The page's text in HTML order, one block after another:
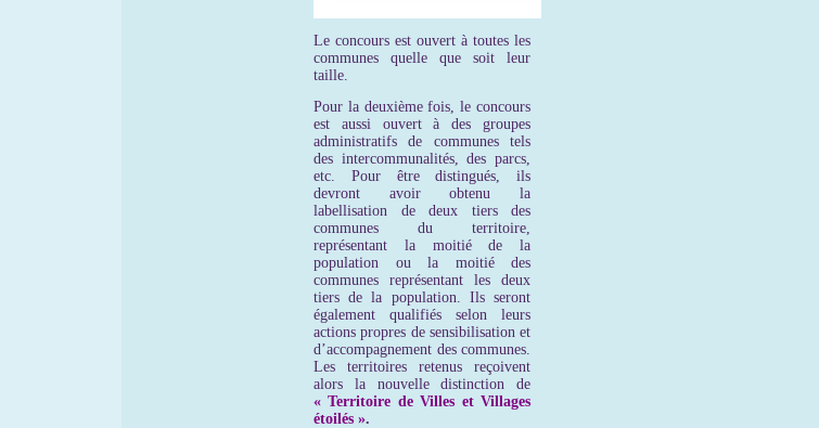
Le concours est ouvert à toutes les
communes quelle que soit leur
taille.
Pour la deuxième fois, le concours
est aussi ouvert à des groupes
administratifs de communes tels
des intercommunalités, des parcs,
etc. Pour être distingués, ils
devront avoir obtenu la
labellisation de deux tiers des
communes du territoire,
représentant la moitié de la
population ou la moitié des
communes représentant les deux
tiers de la population. Ils seront
également qualifiés selon leurs
actions propres de sensibilisation et
d’accompagnement des communes.
Les territoires retenus reçoivent
alors la nouvelle distinction de
« Territoire de Villes et Villages
étoilés ».